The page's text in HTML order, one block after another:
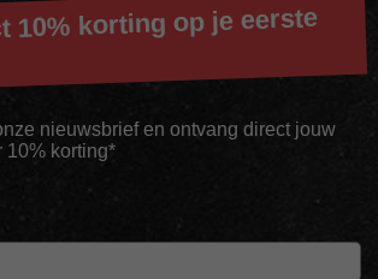
10% korting op je eerste
nieuwsbrief en ontvang direct jouw
10% korting*